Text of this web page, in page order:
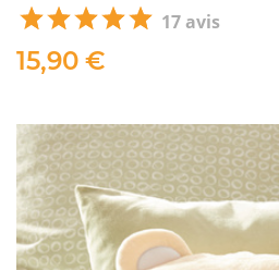
17 avis
15,90 €